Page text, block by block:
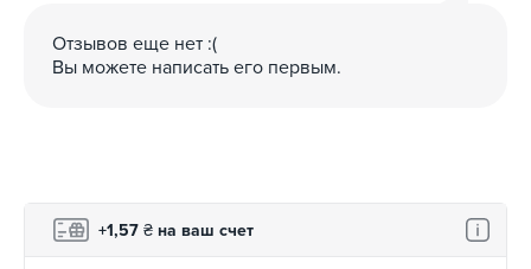
Отзывов еще нет :(
Вы можете написать его первым.
+1,57 ₴ на ваш счет